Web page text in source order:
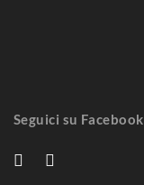
Seguici su Facebook